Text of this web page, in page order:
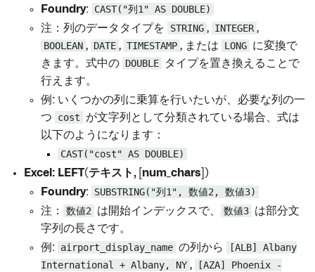
Foundry: CAST("列1" AS DOUBLE)
注：列のデータタイプを
STRING , INTEGER ,
BOOLEAN , DATE , TIMESTAMP , または LONG に変換で
きます。式中の DOUBLE
タイプを置き換えることで
行えます。
例: いくつかの列に乗算を行いたいが、必要な列の一
つ
cost
が文字列として分類されている場合、式は
以下のようになります：
CAST("cost" AS DOUBLE)
Excel: LEFT(テキスト, [num_chars])
Foundry: SUBSTRING("列1", 数値2, 数値3)
注：
数値2 は開始インデックスで、 数値3 は部分文
字列の長さです。
例: airport_display_name の列から
[ALB] Albany
International + Albany, NY ,
[AZA] Phoenix -